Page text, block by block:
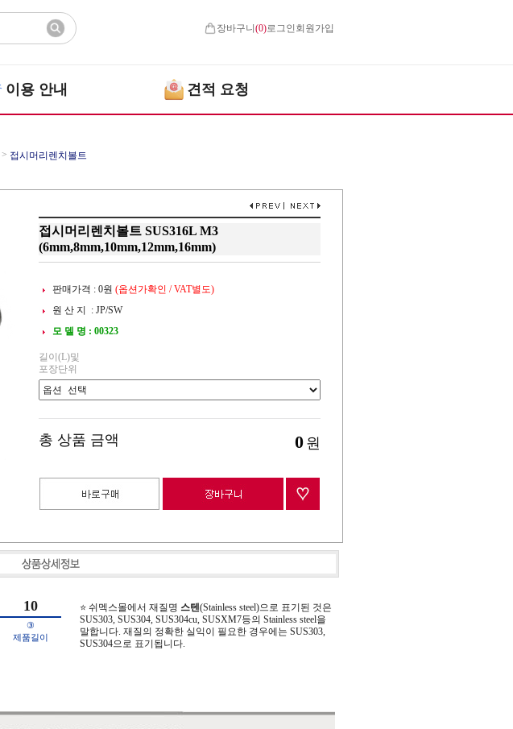
장바구니(0)로그인 회원가입
이용 안내 견적 요청
> 접시머리렌치볼트
접시머리렌치볼트 SUS316L M3
(6mm,8mm,10mm,12mm,16mm)
판매가격 : 0원 (옵션가확인 / VAT별도)
원 산 지 : JP/SW
모 델 명 : 00323
길이(L)및
포장단위
총 상품 금액 0 원
10
③
제품길이
⭐ 쉬멕스몰에서 재질명 스텐(Stainless steel)으로 표기된 것은
SUS303, SUS304, SUS304cu, SUSXM7등의 Stainless steel을
말합니다. 재질의 정확한 실익이 필요한 경우에는 SUS303,
SUS304으로 표기됩니다.